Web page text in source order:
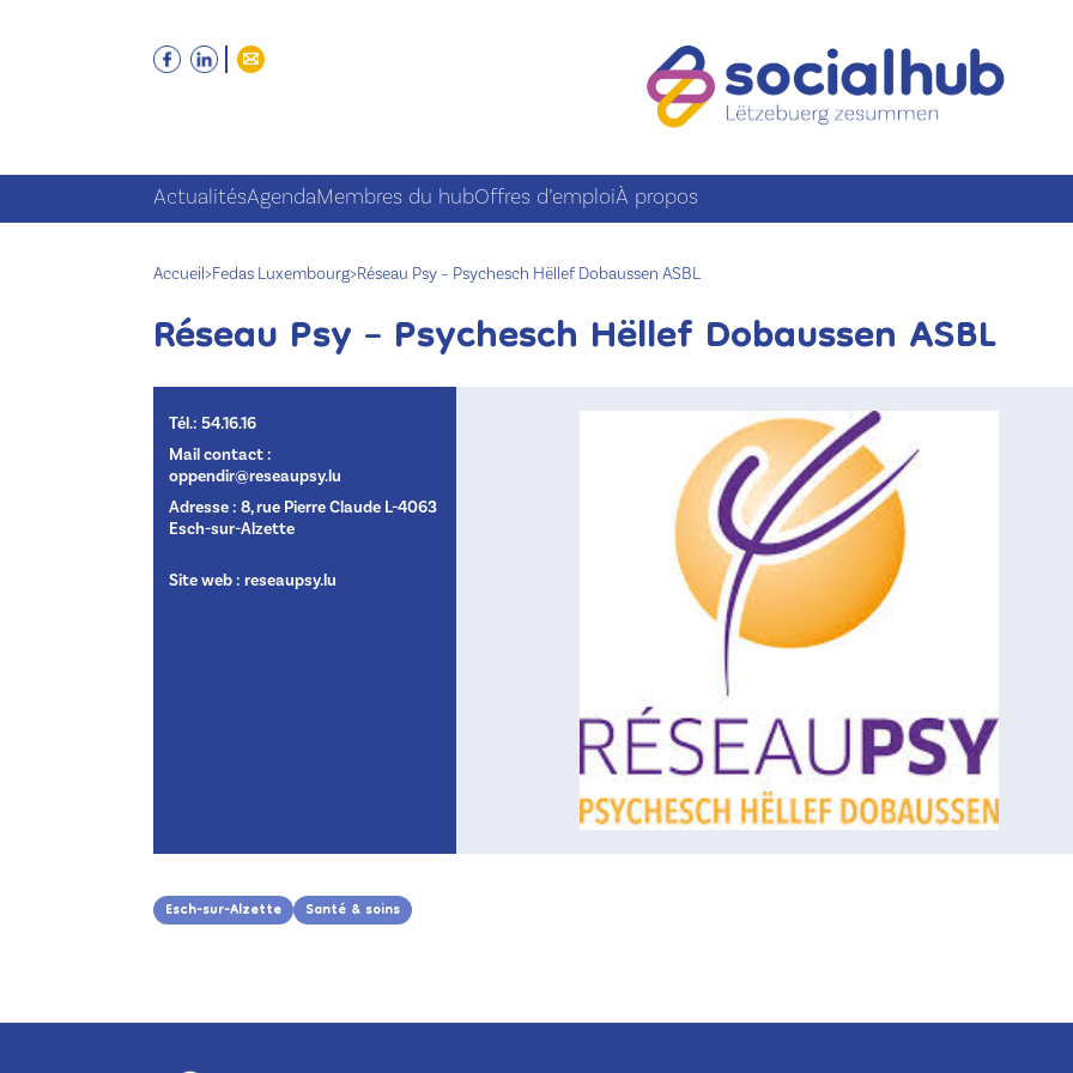
ActualitésAgendaMembres du hubOffres d’emploiÀ propos
Accueil>Fedas Luxembourg>Réseau Psy – Psychesch Hëllef Dobaussen ASBL
Réseau Psy – Psychesch Hëllef Dobaussen ASBL
Tél.: 54.16.16
Mail contact :
oppendir@reseaupsy.lu
Adresse : 8, rue Pierre Claude L-4063
Esch-sur-Alzette
Site web : reseaupsy.lu
Esch-sur-Alzette Santé & soins